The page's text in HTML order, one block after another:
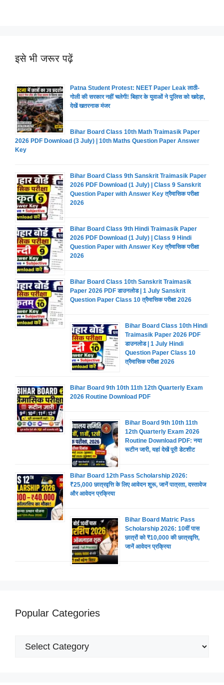
इसे भी जरूर पढ़ें
Patna Student Protest: NEET Paper Leak लाठी-
गोली की सरकार नहीं चलेगी! बिहार के युवाओं ने पुलिस को खदेड़ा,
देखें खतरनाक मंजर
Bihar Board Class 10th Math Traimasik Paper
2026 PDF Download (3 July) | 10th Maths Question Paper Answer
Key
Bihar Board Class 9th Sanskrit Traimasik Paper
2026 PDF Download (1 July) | Class 9 Sanskrit
Question Paper with Answer Key त्रैमासिक परीक्षा
2026
Bihar Board Class 9th Hindi Traimasik Paper
2026 PDF Download (1 July) | Class 9 Hindi
Question Paper with Answer Key त्रैमासिक परीक्षा
2026
Bihar Board Class 10th Sanskrit Traimasik
Paper 2026 PDF डाउनलोड | 1 July Sanskrit
Question Paper Class 10 त्रैमासिक परीक्षा 2026
Bihar Board Class 10th Hindi
Traimasik Paper 2026 PDF
डाउनलोड | 1 July Hindi
Question Paper Class 10
त्रैमासिक परीक्षा 2026
Bihar Board 9th 10th 11th 12th Quarterly Exam
2026 Routine Download PDF
Bihar Board 9th 10th 11th
12th Quarterly Exam 2026
Routine Download PDF: नया
रूटीन जारी, यहां देखें पूरी डेटशीट
Bihar Board 12th Pass Scholarship 2026:
₹25,000 छात्रवृत्ति के लिए आवेदन शुरू, जानें पात्रता, दस्तावेज
और आवेदन प्रक्रिया
Bihar Board Matric Pass
Scholarship 2026: 10वीं पास
छात्रों को ₹10,000 की छात्रवृत्ति,
जानें आवेदन प्रक्रिया
Popular Categories
Popular